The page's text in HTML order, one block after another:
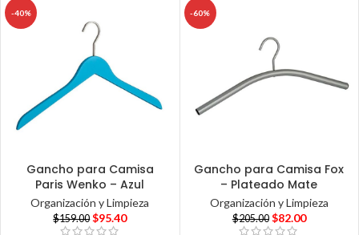
-40%
Gancho para Camisa
Paris Wenko – Azul
Organización y Limpieza
$159.00 $95.40
-60%
Gancho para Camisa Fox
– Plateado Mate
Organización y Limpieza
$205.00 $82.00